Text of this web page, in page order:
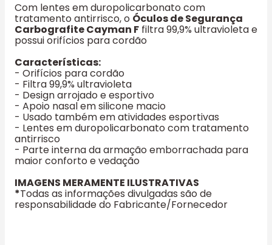
Com lentes em duropolicarbonato com
tratamento antirrisco, o Óculos de Segurança
Carbografite Cayman F filtra 99,9% ultravioleta e
possui orifícios para cordão
Características:
- Orifícios para cordão
- Filtra 99,9% ultravioleta
- Design arrojado e esportivo
- Apoio nasal em silicone macio
- Usado também em atividades esportivas
- Lentes em duropolicarbonato com tratamento
antirrisco
- Parte interna da armação emborrachada para
maior conforto e vedação
IMAGENS MERAMENTE ILUSTRATIVAS
*Todas as informações divulgadas são de
responsabilidade do Fabricante/Fornecedor